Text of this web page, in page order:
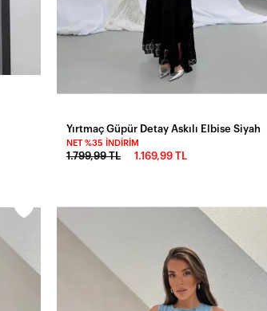
Yırtmaç Güpür Detay Askılı Elbise Siyah
NET %35 İNDIRIM
1.799,99 TL 1.169,99 TL